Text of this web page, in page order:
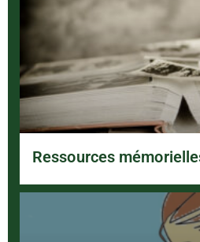
Ressources